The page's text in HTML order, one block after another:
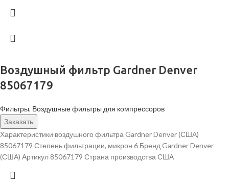
Воздушный фильтр Gardner Denver
85067179
Фильтры, Воздушные фильтры для компрессоров
Заказать
Характеристики воздушного фильтра Gardner Denver (США)
85067179 Степень фильтрации, микрон 6 Бренд Gardner Denver
(США) Артикул 85067179 Страна производства США